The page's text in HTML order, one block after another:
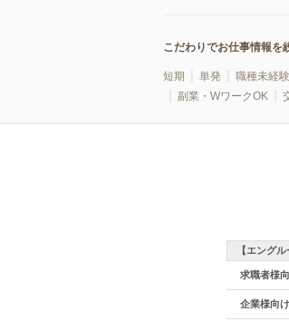
こだわりでお仕事情報を
短期 単発 職種未経
副業・WワークOK
【エング
求職者様
企業様向